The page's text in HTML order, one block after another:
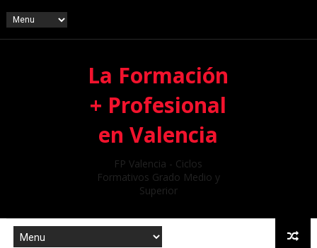
La Formación
+ Profesional
en Valencia
FP Valencia - Ciclos
Formativos Grado Medio y
Superior